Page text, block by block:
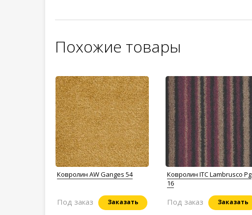
Похожие товары
Ковролин AW Ganges 54
Заказать
Под заказ
Ковролин ITC Lambrusco Pg
16
Заказать
Под заказ